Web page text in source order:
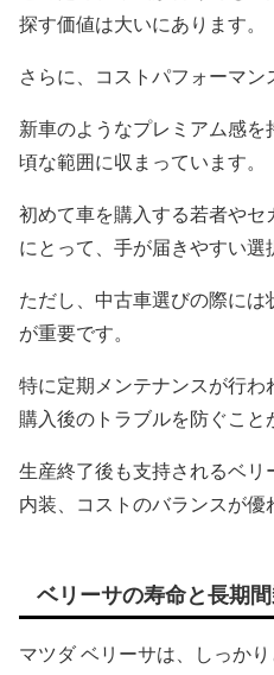
探す価値は大いにあります。
さらに、コストパフォーマン
新車のようなプレミアム感
頃な範囲に収まっています。
初めて車を購入する若者や
にとって、手が届きやすい選
ただし、中古車選びの際には
が重要です。
特に定期メンテナンスが行わ
購入後のトラブルを防ぐこと
生産終了後も支持されるベリ
内装、コストのバランスが優
ベリーサの寿命と長期
マツダ ベリーサは、しっか